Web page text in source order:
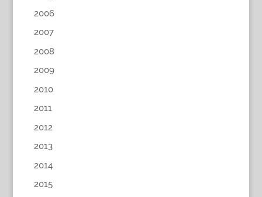
2006
2007
2008
2009
2010
2011
2012
2013
2014
2015